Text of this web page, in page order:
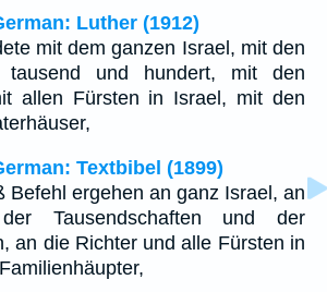
Luther (1912)
mit dem ganzen Israel, mit den
tausend und hundert, mit den
allen Fürsten in Israel, mit den
Textbibel (1899)
Befehl ergehen an ganz Israel, an
Tausendschaften und der
an die Richter und alle Fürsten in